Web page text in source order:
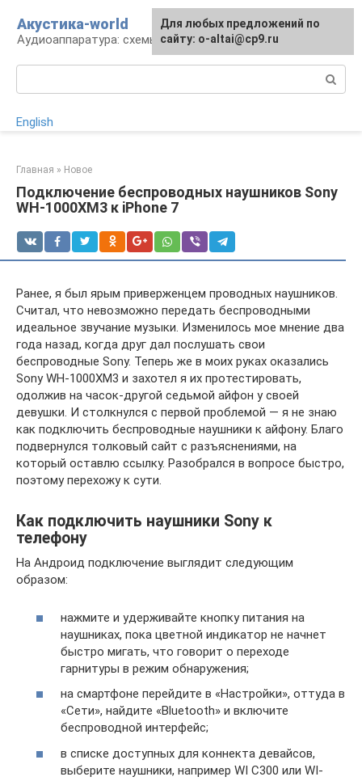
контенту
Акустика-world
Аудиоаппаратура: схемы и работа
English
Главная » Новое
Подключение беспроводных наушников Sony
WH-1000XM3 к iPhone 7
Ранее, я был ярым приверженцем проводных наушников.
Считал, что невозможно передать беспроводными
идеальное звучание музыки. Изменилось мое мнение два
года назад, когда друг дал послушать свои
беспроводные Sony. Теперь же в моих руках оказались
Sony WH-1000XM3 и захотел я их протестировать,
одолжив на часок-другой седьмой айфон у своей
девушки. И столкнулся с первой проблемой — я не знаю
как подключить беспроводные наушники к айфону. Благо
подвернулся толковый сайт с разъяснениями, на
который оставлю ссылку. Разобрался в вопросе быстро,
поэтому перехожу к сути.
Как подключить наушники Sony к
телефону
На Андроид подключение выглядит следующим
образом:
нажмите и удерживайте кнопку питания на
наушниках, пока цветной индикатор не начнет
быстро мигать, что говорит о переходе
гарнитуры в режим обнаружения;
на смартфоне перейдите в «Настройки», оттуда в
«Сети», найдите «Bluetooth» и включите
беспроводной интерфейс;
в списке доступных для коннекта девайсов,
выберите наушники, например WI C300 или WI-
Для любых предложений по
сайту: o-altai@cp9.ru